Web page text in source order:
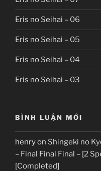
Eris no Seihai – 06
Eris no Seihai – 05
Eris no Seihai – 04
Eris no Seihai – 03
BÌNH LUẬN MỚI
henryon Shingeki no
– Final Final Final – [2
[Completed]